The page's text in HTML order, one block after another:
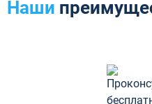
Наши